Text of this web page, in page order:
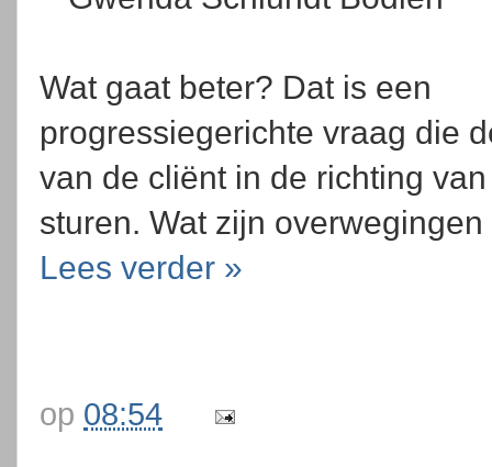
Wat gaat beter? Dat is een
progressiegerichte vraag die
van de cliënt in de richting
sturen. Wat zijn
Lees verder »
op 08:54